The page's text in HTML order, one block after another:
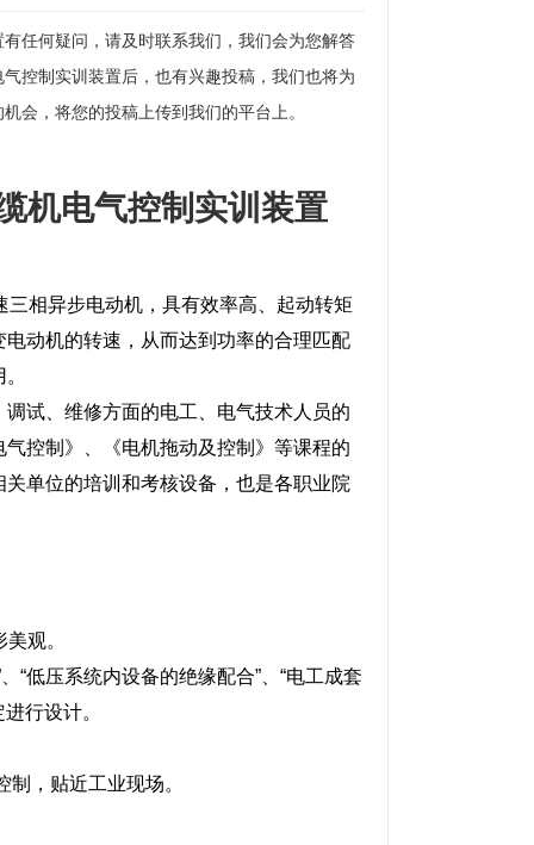
任何疑问，请及时联系我们，我们会为您解答
控制实训装置后，也有兴趣投稿，我们也将为
会，将您的投稿上传到我们的平台上。
机电气控制实训装置
相异步电动机，具有效率高、起动转矩
动机的转速，从而达到功率的合理匹配
试、维修方面的电工、电气技术人员的
控制》、《电机拖动及控制》等课程的
单位的培训和考核设备，也是各职业院
观。
“低压系统内设备的绝缘配合”、“电工成套
行设计。
，贴近工业现场。